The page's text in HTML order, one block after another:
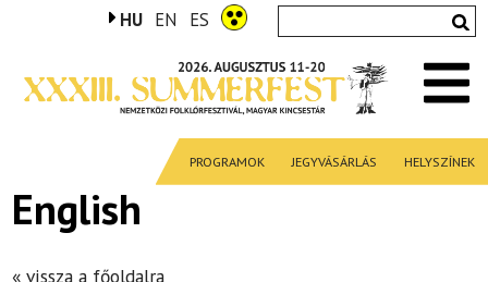
HU EN ES
PROGRAMOK JEGYVÁSÁRLÁS HELYSZÍNEK
English
« vissza a főoldalra